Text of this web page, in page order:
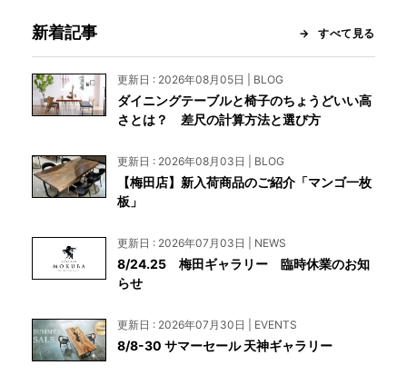
新着記事 すべて見る
更新日 : 2026年08月05日 | BLOG
ダイニングテーブルと椅子のちょうどいい高
さとは？ 差尺の計算方法と選び方
更新日 : 2026年08月03日 | BLOG
【梅田店】新入荷商品のご紹介「マンゴ一枚
板」
更新日 : 2026年07月03日 | NEWS
8/24.25 梅田ギャラリー 臨時休業のお知
らせ
更新日 : 2026年07月30日 | EVENTS
8/8-30 サマーセール 天神ギャラリー